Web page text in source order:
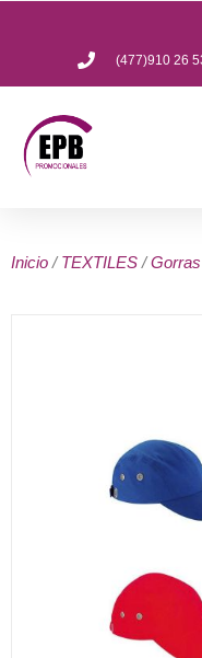
(477)910 26
Inicio /TEXTILES /Gorras